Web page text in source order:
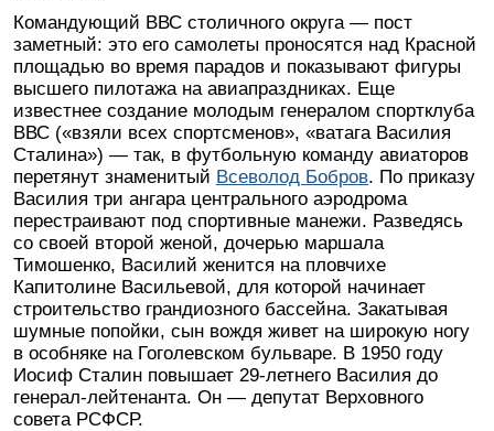
Командующий ВВС столичного округа — пост
заметный: это его самолеты проносятся над Красной
площадью во время парадов и показывают фигуры
высшего пилотажа на авиапраздниках. Еще
известнее создание молодым генералом спортклуба
ВВС («взяли всех спортсменов», «ватага Василия
Сталина») — так, в футбольную команду авиаторов
перетянут знаменитый Всеволод Бобров. По приказу
Василия три ангара центрального аэродрома
перестраивают под спортивные манежи. Разведясь
со своей второй женой, дочерью маршала
Тимошенко, Василий женится на пловчихе
Капитолине Васильевой, для которой начинает
строительство грандиозного бассейна. Закатывая
шумные попойки, сын вождя живет на широкую ногу
в особняке на Гоголевском бульваре. В 1950 году
Иосиф Сталин повышает 29-летнего Василия до
генерал-лейтенанта. Он — депутат Верховного
совета РСФСР.